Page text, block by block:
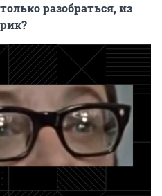
разобраться, из